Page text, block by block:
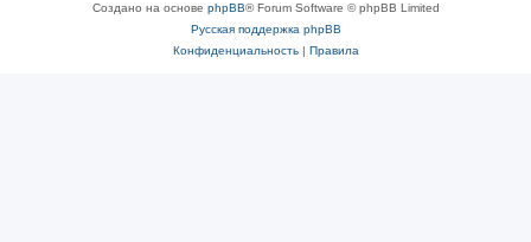
Создано на основе phpBB® Forum Software © phpBB Limited
Русская поддержка phpBB
Конфиденциальность| Правила